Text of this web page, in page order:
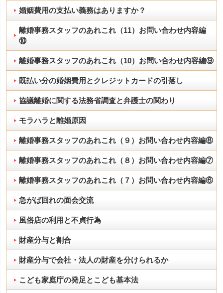
婚姻費用の支払い義務はありますか？
離婚事務スタッフのあれこれ（11）お問い合わせ内容編
⑩
離婚事務スタッフのあれこれ（10）お問い合わせ内容編⑨
既払い分の婚姻費用とクレジットカードの引落し
協議離婚に関する法務省調査と弁護士の関わり
モラハラと離婚原因
離婚事務スタッフのあれこれ（９）お問い合わせ内容編⑧
離婚事務スタッフのあれこれ（８）お問い合わせ内容編⑦
離婚事務スタッフのあれこれ（７）お問い合わせ内容編⑥
急がば回れの面会交流
風俗店の利用と不貞行為
財産分与と割合
財産分与で会社・法人の財産を分けられるか
こども家庭庁の発足とこども基本法